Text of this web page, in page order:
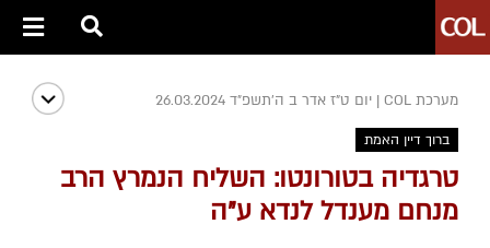
מערכת COL | יום ט"ז אדר ב ה׳תשפ״ד 26.03.2024
ברוך דיין האמת
טרגדיה בטורונטו: השליח הנמרץ הרב
מנחם מענדל לנדא ע"ה